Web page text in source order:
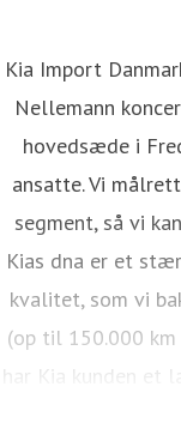
Kia Import
Nellemann
hovedsæde i
ansatte. Vi
segment, så vi
Kias dna er et
kvalitet, som vi
(op til 150.000
har Kia kunden et
Den lange